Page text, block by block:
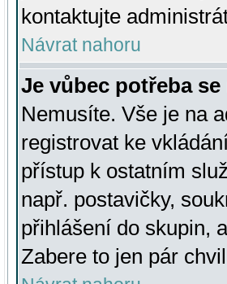
kontaktujte
Návrat nahoru
Je vůbec potřeba
Nemusíte. Vše je na
registrovat ke
přístup k ostatním
např. postavičky,
přihlášení do skupin,
Zabere to jen pár